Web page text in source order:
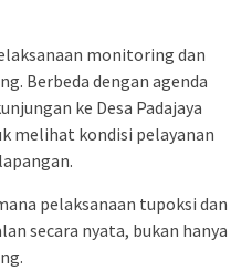
monitoring dan
Berbeda dengan agenda
ke Desa Padajaya
melihat kondisi pelayanan
pelaksanaan tupoksi dan
secara nyata, bukan hanya